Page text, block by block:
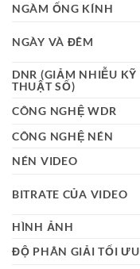
NGÀM ỐNG KÍNH
NGÀY VÀ ĐÊM
DNR (GIẢM NHIỄU KỸ
THUẬT SỐ)
CÔNG NGHỆ WDR
CÔNG NGHỆ NÉN
NÉN VIDEO
BITRATE CỦA VIDEO
HÌNH ẢNH
ĐỘ PHÂN GIẢI TỐI ƯU